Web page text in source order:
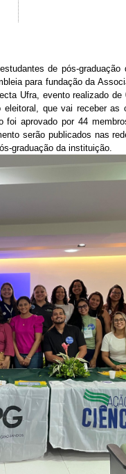
de pós-graduação
para fundação da
Ufra, evento realizado
que vai receber as
foi aprovado por 44
serão publicados nas
graduação da instituição.